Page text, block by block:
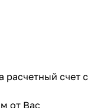
расчетный счет с
от Вас